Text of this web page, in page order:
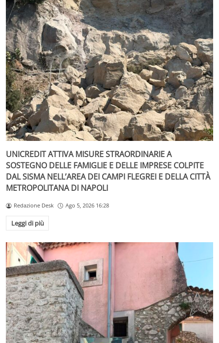
UNICREDIT ATTIVA MISURE STRAORDINARIE A
SOSTEGNO DELLE FAMIGLIE E DELLE IMPRESE COLPITE
DAL SISMA NELL’AREA DEI CAMPI FLEGREI E DELLA CITTÀ
METROPOLITANA DI NAPOLI
Redazione Desk Ago 5, 2026 16:28
Leggi di più